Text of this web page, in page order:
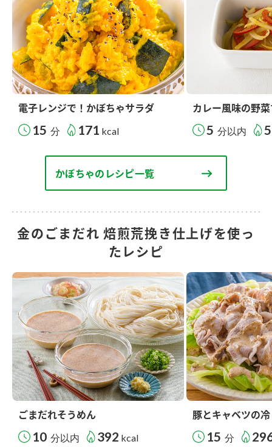
電子レンジで！かぼちゃサラダ
15 分 171 kcal
カレー風味の野
5 分以内
かぼちゃのレシピ一覧
金のごまだれ 焙煎荒挽き仕上げを使っ
たレシピ
ごまだれそうめん
10 分以内 392 kcal
豚とキャベツの
15 分